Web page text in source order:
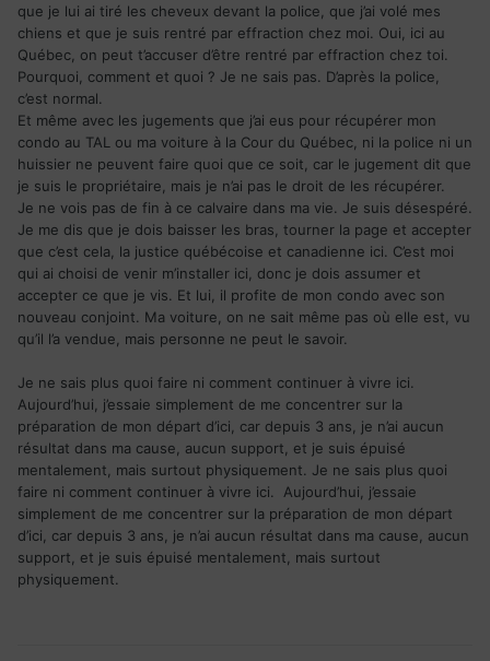
que je lui ai tiré les cheveux devant la police, que j’ai volé mes
chiens et que je suis rentré par effraction chez moi. Oui, ici au
Québec, on peut t’accuser d’être rentré par effraction chez toi.
Pourquoi, comment et quoi ? Je ne sais pas. D’après la police,
c’est normal.
Et même avec les jugements que j’ai eus pour récupérer mon
condo au TAL ou ma voiture à la Cour du Québec, ni la police ni un
huissier ne peuvent faire quoi que ce soit, car le jugement dit que
je suis le propriétaire, mais je n’ai pas le droit de les récupérer.
Je ne vois pas de fin à ce calvaire dans ma vie. Je suis désespéré.
Je me dis que je dois baisser les bras, tourner la page et accepter
que c’est cela, la justice québécoise et canadienne ici. C’est moi
qui ai choisi de venir m’installer ici, donc je dois assumer et
accepter ce que je vis. Et lui, il profite de mon condo avec son
nouveau conjoint. Ma voiture, on ne sait même pas où elle est, vu
qu’il l’a vendue, mais personne ne peut le savoir.
Je ne sais plus quoi faire ni comment continuer à vivre ici.
Aujourd’hui, j’essaie simplement de me concentrer sur la
préparation de mon départ d’ici, car depuis 3 ans, je n’ai aucun
résultat dans ma cause, aucun support, et je suis épuisé
mentalement, mais surtout physiquement. Je ne sais plus quoi
faire ni comment continuer à vivre ici. Aujourd’hui, j’essaie
simplement de me concentrer sur la préparation de mon départ
d’ici, car depuis 3 ans, je n’ai aucun résultat dans ma cause, aucun
support, et je suis épuisé mentalement, mais surtout
physiquement.